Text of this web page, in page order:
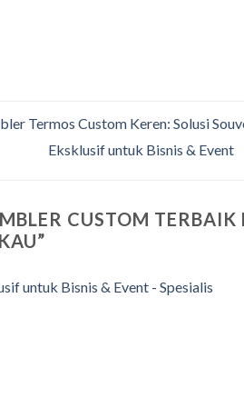
Termos Custom Keren: Solusi
Eksklusif untuk Bisnis & Event
CUSTOM TERBAIK
”
untuk Bisnis & Event - Spesialis